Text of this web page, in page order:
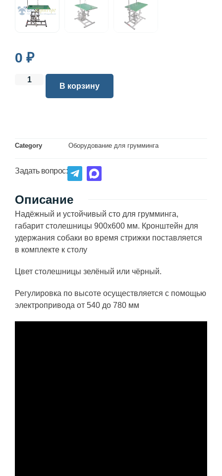
0 ₽
В корзину
Category Оборудование для грумминга
Задать вопрос:
Описание
Надёжный и устойчивый сто для грумминга,
габарит столешницы 900х600 мм. Кронштейн для
удержания собаки во время стрижки поставляется
в комплекте к столу
Цвет столешницы зелёный или чёрный.
Регулировка по высоте осуществляется с помощью
электропривода от 540 до 780 мм